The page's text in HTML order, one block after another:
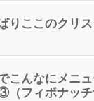
りここのクリ
こんなにメニ
（フィボナッチ